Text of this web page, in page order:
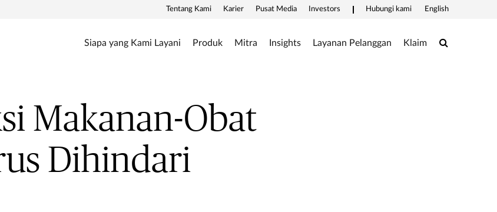
Tentang Kami Karier Pusat Media Investors Hubungi kami English
Siapa yang Kami Layani Produk Mitra Insights Layanan Pelanggan Klaim Search
Makanan-Obat
Dihindari